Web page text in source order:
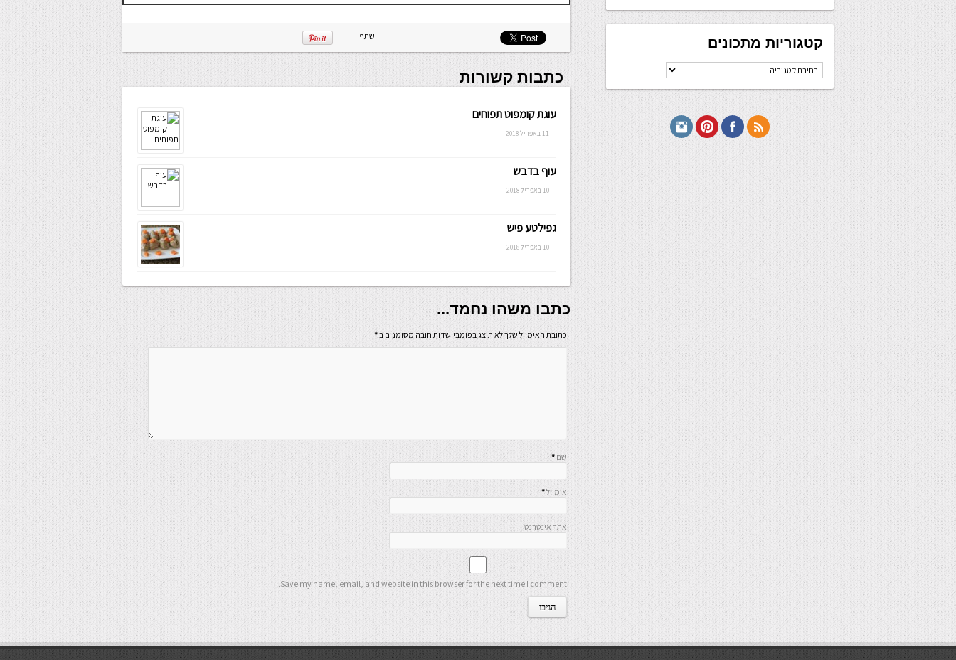
יש לבדוק
שלה ניתנת
לכתיבה.
שתף
כתבות קשורות
עוגת קומפוט תפוחים
11 באפריל 2018
עוף בדבש
10 באפריל 2018
גפילטע פיש
10 באפריל 2018
כתבו משהו נחמד...
כתובת האימייל שלך לא תוצג בפומבי.שדות חובה מסומנים ב*
שם *
אימייל*
אתר אינטרנט
Save my name, email, and website in this browser for the next time I comment.
קטגוריות מתכונים
קטגוריות
מתכונים